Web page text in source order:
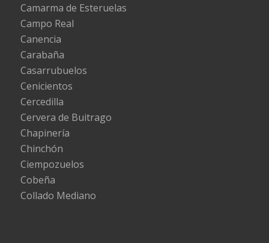
Camarma de Esteruelas
Campo Real
Canencia
Carabaña
Casarrubuelos
Cenicientos
Cercedilla
Cervera de Buitrago
Chapinería
Chinchón
Ciempozuelos
Cobeña
Collado Mediano